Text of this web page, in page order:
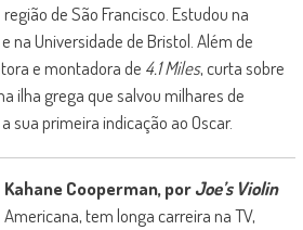
região de São Francisco. Estudou na
na Universidade de Bristol. Além de
e montadora de 4.1 Miles, curta sobre
ilha grega que salvou milhares de
sua primeira indicação ao Oscar.
Kahane Cooperman, porJoe’s Violin
Americana, tem longa carreira na TV,